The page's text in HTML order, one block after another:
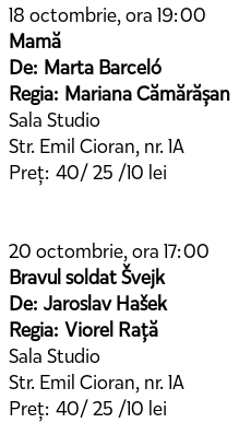
18 octombrie, ora 19:00
Mamă
De: Marta Barceló
Regia: Mariana Cămărășan
Sala Studio
Str. Emil Cioran, nr. 1A
Preț: 40/ 25 /10 lei
20 octombrie, ora 17:00
Bravul soldat Švejk
De: Jaroslav Hašek
Regia: Viorel Rață
Sala Studio
Str. Emil Cioran, nr. 1A
Preț: 40/ 25 /10 lei